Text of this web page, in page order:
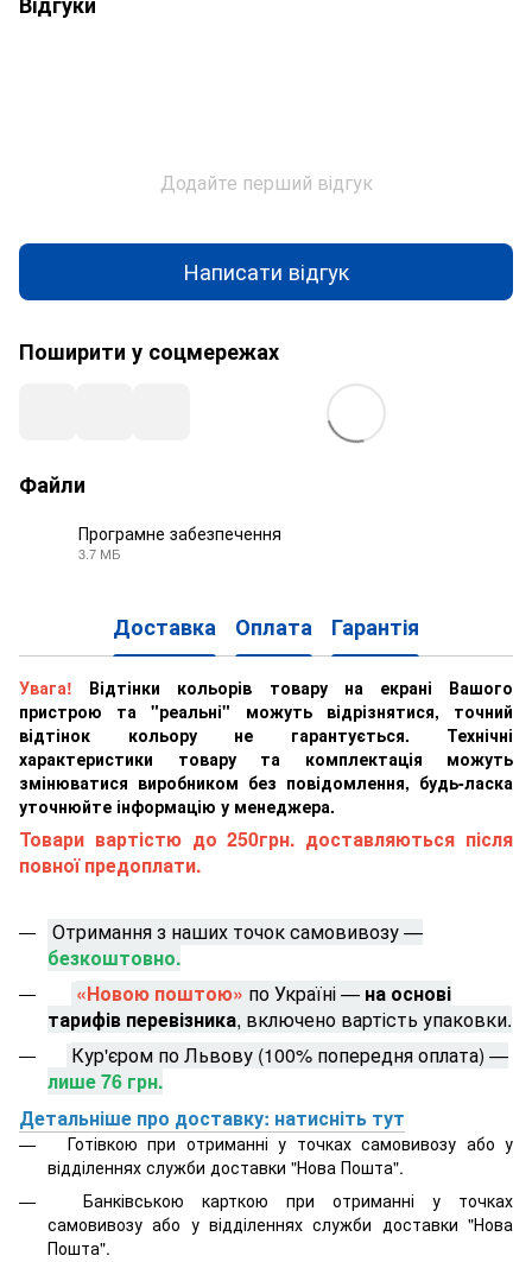
Додайте перший відгук
Написати відгук
Поширити у соцмережах
Файли
Програмне забезпечення
3.7 МБ
Доставка Оплата Гарантія
Увага! Відтінки кольорів товару на екрані Вашого
пристрою та "реальні" можуть відрізнятися, точний
відтінок кольору не гарантується. Технічні
характеристики товару та комплектація можуть
змінюватися виробником без повідомлення, будь-ласка
уточнюйте інформацію у менеджера.
Товари вартістю до 250грн. доставляються після
повної предоплати.
Отримання з наших точок самовивозу —
безкоштовно.
«Новою поштою» по Україні — на основі
тарифів перевізника, включено вартість упаковки.
Кур'єром по Львову (100% попередня оплата) —
лише 76 грн.
Детальніше про доставку: натисніть тут
Готівкою при отриманні у точках самовивозу або у
відділеннях служби доставки "Нова Пошта".
Банківською карткою при отриманні у точках
самовивозу або у відділеннях служби доставки "Нова
Пошта".